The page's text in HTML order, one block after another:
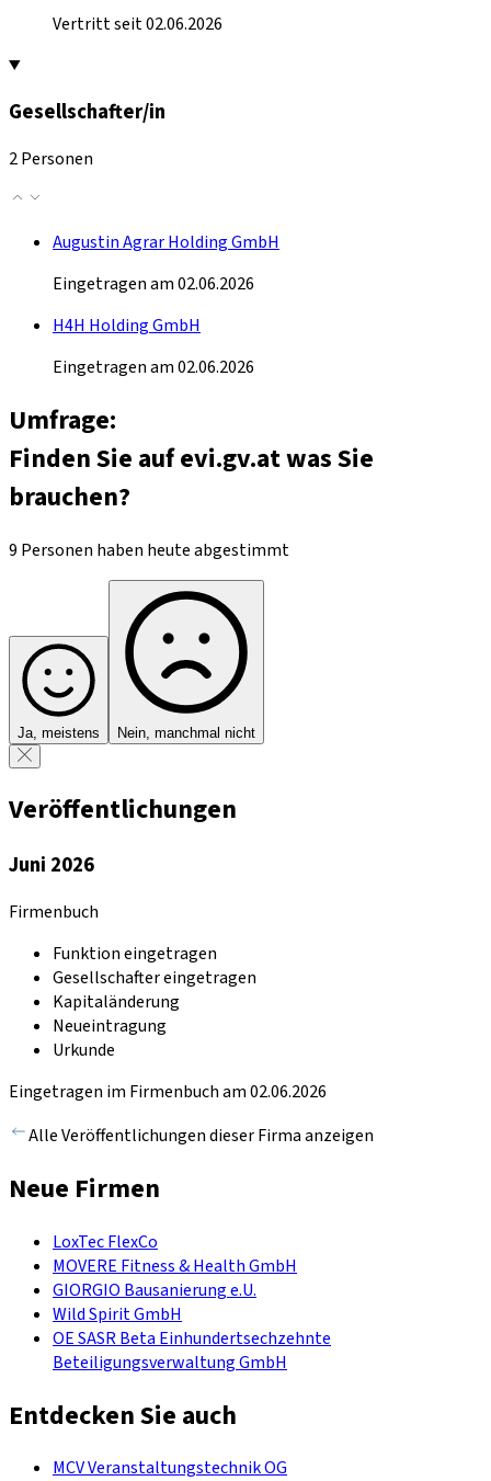
Vertritt seit 02.06.2026
Gesellschafter/in
2 Personen
Augustin Agrar Holding GmbH
Eingetragen am 02.06.2026
H4H Holding GmbH
Eingetragen am 02.06.2026
Umfrage:
Finden Sie auf evi.gv.at was Sie
brauchen?
9 Personen haben heute abgestimmt
Ja, meistens Nein, manchmal nicht
Veröffentlichungen
Juni 2026
Firmenbuch
Funktion eingetragen
Gesellschafter eingetragen
Kapitaländerung
Neueintragung
Urkunde
Eingetragen im Firmenbuch am 02.06.2026
Alle Veröffentlichungen dieser Firma anzeigen
Neue Firmen
LoxTec FlexCo
MOVERE Fitness & Health GmbH
GIORGIO Bausanierung e.U.
Wild Spirit GmbH
OE SASR Beta Einhundertsechzehnte
Beteiligungsverwaltung GmbH
Entdecken Sie auch
MCV Veranstaltungstechnik OG